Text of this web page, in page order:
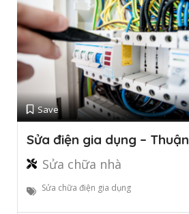
Save
Sửa điện gia dụng – Thuận
Sửa chữa nhà
Sửa chữa điện gia dụng